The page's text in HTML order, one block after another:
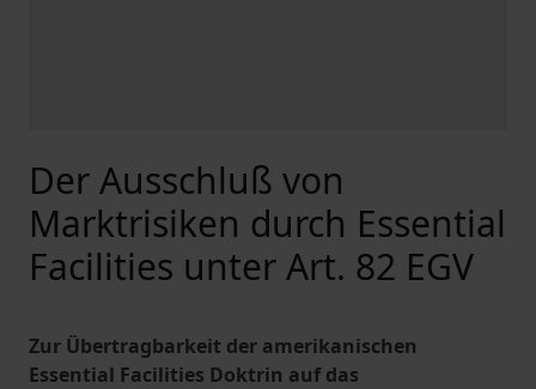
Der Ausschluß von
Marktrisiken durch Essential
Facilities unter Art. 82 EGV
Zur Übertragbarkeit der amerikanischen
Essential Facilities Doktrin auf das